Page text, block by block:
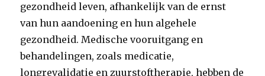
gezondheid leven, afhankelijk van de ernst
van hun aandoening en hun algehele
gezondheid. Medische vooruitgang en
behandelingen, zoals medicatie,
longrevalidatie en zuurstoftherapie, hebben de